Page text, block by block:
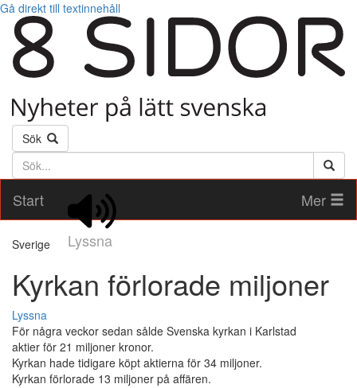
Gå direkt till textinnehåll
Sök
Söktext
Start
Lyssna
Mer
Sverige
Kyrkan förlorade miljoner
Lyssna
För några veckor sedan sålde Svenska kyrkan i Karlstad
aktier för 21 miljoner kronor.
Kyrkan hade tidigare köpt aktierna för 34 miljoner.
Kyrkan förlorade 13 miljoner på affären.